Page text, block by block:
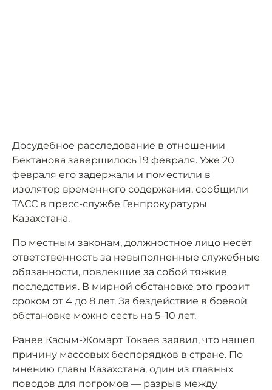
Досудебное расследование в отношении
Бектанова завершилось 19 февраля. Уже 20
февраля его задержали и поместили в
изолятор временного содержания, сообщили
ТАСС в пресс-службе Генпрокуратуры
Казахстана.
По местным законам, должностное лицо несёт
ответственность за невыполненные служебные
обязанности, повлекшие за собой тяжкие
последствия. В мирной обстановке это грозит
сроком от 4 до 8 лет. За бездействие в боевой
обстановке можно сесть на 5–10 лет.
Ранее Касым-Жомарт Токаев заявил, что нашёл
причину массовых беспорядков в стране. По
мнению главы Казахстана, один из главных
поводов для погромов — разрыв между